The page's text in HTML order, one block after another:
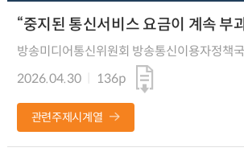
“중지된 통신서비스 요금이 계속 부
방송미디어통신위원회 방송통신이용자정책
2026.04.30
136p
관련주제시계열